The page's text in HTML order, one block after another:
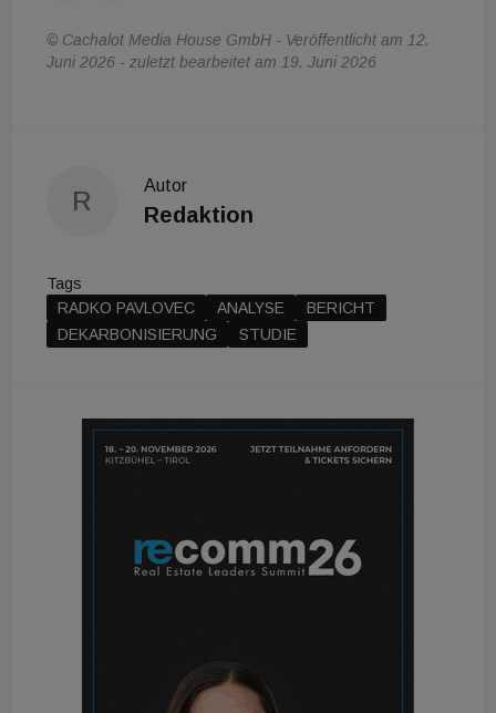
© Cachalot Media House GmbH - Veröffentlicht am 12.
Juni 2026 - zuletzt bearbeitet am 19. Juni 2026
R
Autor
Redaktion
Tags
RADKO PAVLOVEC
ANALYSE
BERICHT
DEKARBONISIERUNG
STUDIE